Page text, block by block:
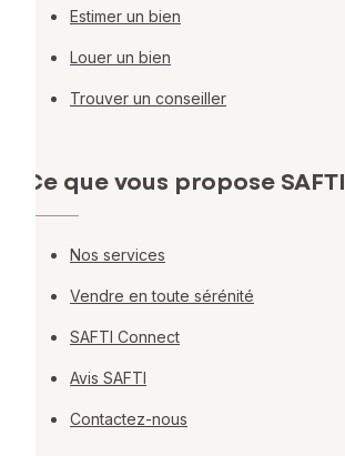
Estimer un bien
Louer un bien
Trouver un conseiller
Ce que vous propose SAFTI
Nos services
Vendre en toute sérénité
SAFTI Connect
Avis SAFTI
Contactez-nous